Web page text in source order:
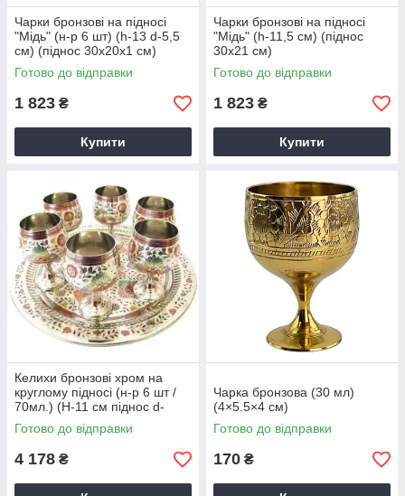
Чарки бронзові на підносі
"Мідь" (н-р 6 шт) (h-13 d-5,5
см) (піднос 30х20х1 см)
Готово до відправки
1 823 ₴
Купити
Чарки бронзові на підносі
"Мідь" (h-11,5 см) (піднос
30х21 см)
Готово до відправки
1 823 ₴
Купити
Келихи бронзові хром на
круглому підносі (н-р 6 шт /
70мл.) (H-11 см піднос d-
31см)
Готово до відправки
4 178 ₴
Чарка бронзова (30 мл)
(4×5.5×4 см)
Готово до відправки
170 ₴